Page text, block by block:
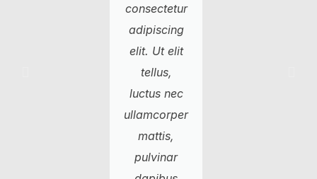
consectetur
adipiscing
elit. Ut elit
tellus,
luctus nec
ullamcorper
mattis,
pulvinar
John Doe
Amatőr bokszoló